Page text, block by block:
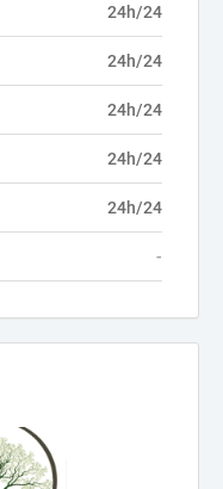
24h/24
24h/24
24h/24
24h/24
24h/24
-